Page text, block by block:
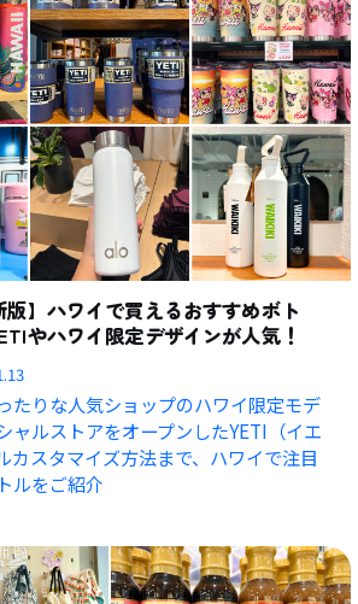
版】ハワイで買えるおすすめボト
やハワイ限定デザインが人気！
たりな人気ショップのハワイ限定モデ
ャルストアをオープンしたYETI（イエ
カスタマイズ方法まで、ハワイで注目
ルをご紹介